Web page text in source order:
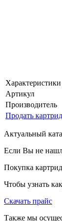
Характеристики
Артикул
Производитель
Продать
Актуальный
Если Вы не
Покупка
Чтобы узнать
Скачать прайс
Также мы